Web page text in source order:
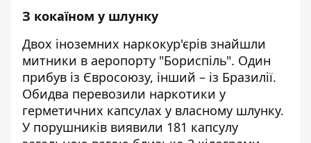
З кокаїном у шлунку
Двох іноземних наркокур'єрів знайшли
митники в аеропорту "Бориспіль". Один
прибув із Євросоюзу, інший – із Бразилії.
Обидва перевозили наркотики у
герметичних капсулах у власному шлунку.
У порушників виявили 181 капсулу